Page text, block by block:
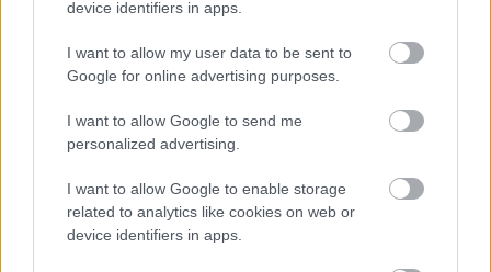
device identifiers in apps.
I want to allow my user data to be sent to
Google for online advertising purposes.
I want to allow Google to send me
personalized advertising.
I want to allow Google to enable storage
related to analytics like cookies on web or
device identifiers in apps.
Forrás:This Is Colossal